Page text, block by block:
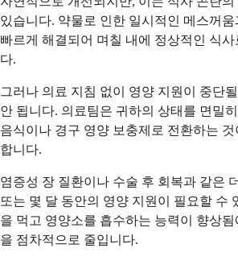
있습니다. 약물로 인한 일시적인 메스꺼
빠르게 해결되어 며칠 내에 정상적인 식사
다.
그러나 의료 지침 없이 영양 지원이 중단
안 됩니다. 의료팀은 귀하의 상태를 면밀
음식이나 경구 영양 보충제로 전환하는
합니다.
염증성 장 질환이나 수술 후 회복과 같은
또는 몇 달 동안의 영양 지원이 필요할 수
을 먹고 영양소를 흡수하는 능력이 향상
을 점차적으로 줄입니다.